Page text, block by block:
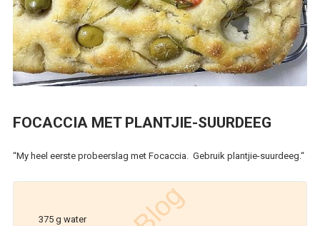
FOCACCIA MET PLANTJIE-SUURDEEG
“My heel eerste probeerslag met Focaccia. Gebruik plantjie-suurdeeg.“
375 g water